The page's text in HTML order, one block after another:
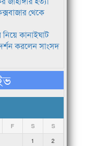
থেকে
নিয়ে কানাইঘাট
করলেন সাংসদ
F S S
1
2